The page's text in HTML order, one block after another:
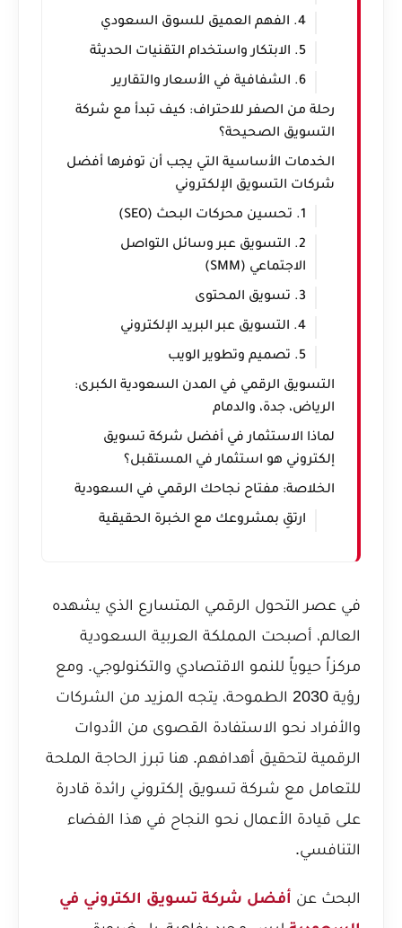
4. الفهم العميق للسوق السعودي
5. الابتكار واستخدام التقنيات الحديثة
6. الشفافية في الأسعار والتقارير
رحلة من الصفر للاحتراف: كيف تبدأ مع شركة
التسويق الصحيحة؟
الخدمات الأساسية التي يجب أن توفرها أفضل
شركات التسويق الإلكتروني
1. تحسين محركات البحث (SEO)
2. التسويق عبر وسائل التواصل
الاجتماعي (SMM)
3. تسويق المحتوى
4. التسويق عبر البريد الإلكتروني
5. تصميم وتطوير الويب
التسويق الرقمي في المدن السعودية الكبرى:
الرياض، جدة، والدمام
لماذا الاستثمار في أفضل شركة تسويق
إلكتروني هو استثمار في المستقبل؟
الخلاصة: مفتاح نجاحك الرقمي في السعودية
ارتقِ بمشروعك مع الخبرة الحقيقية
في عصر التحول الرقمي المتسارع الذي يشهده
العالم، أصبحت المملكة العربية السعودية
مركزاً حيوياً للنمو الاقتصادي والتكنولوجي. ومع
رؤية 2030 الطموحة، يتجه المزيد من الشركات
والأفراد نحو الاستفادة القصوى من الأدوات
الرقمية لتحقيق أهدافهم. هنا تبرز الحاجة الملحة
للتعامل مع شركة تسويق إلكتروني رائدة قادرة
على قيادة الأعمال نحو النجاح في هذا الفضاء
التنافسي.
البحث عن أفضل شركة تسويق الكتروني في